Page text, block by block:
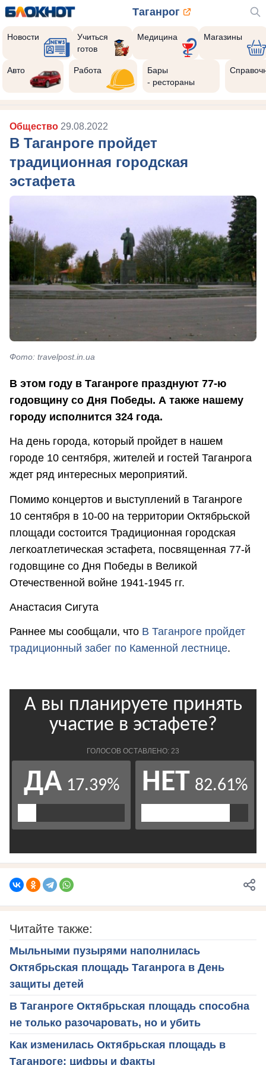
Таганрог
Новости
Учиться
готов
Медицина Магазины
Авто Работа
Бары
- рестораны
Общество 29.08.2022
В Таганроге пройдет
традиционная городская
эстафета
Фото: travelpost.in.ua
В этом году в Таганроге празднуют 77-ю
годовщину со Дня Победы. А также нашему
городу исполнится 324 года.
На день города, который пройдет в нашем
городе 10 сентября, жителей и гостей Таганрога
ждет ряд интересных мероприятий.
Помимо концертов и выступлений в Таганроге
10 сентября в 10-00 на территории Октябрьской
площади состоится Традиционная городская
легкоатлетическая эстафета, посвященная 77-й
годовщине со Дня Победы в Великой
Отечественной войне 1941-1945 гг.
Анастасия Сигута
Раннее мы сообщали, что В Таганроге пройдет
традиционный забег по Каменной лестнице.
Читайте также:
Мыльными пузырями наполнилась
Октябрьская площадь Таганрога в День
защиты детей
В Таганроге Октябрьская площадь способна
не только разочаровать, но и убить
Как изменилась Октябрьская площадь в
Таганроге: цифры и факты